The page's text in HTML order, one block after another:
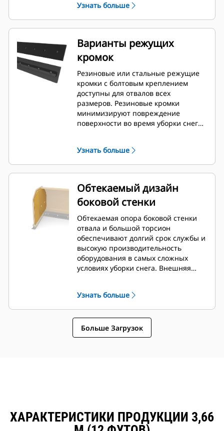
машины. Вариант с неподвижной
резиновой режущей кромкой
доступен в размерах 2,6 м (8 футов),
3,2 м (10 футов) и 3,8 м (12 футов),
которые подходят для всех устройств
смены навесного оборудования на
Узнать больше
Варианты режущих
кромок
Резиновые или стальные режущие
кромки с болтовым креплением
доступны для отвалов всех
размеров. Резиновые кромки
минимизируют повреждение
поверхности во время уборки снега,
слежавшийся снег.
Узнать больше
Обтекаемый дизайн
боковой стенки
Обтекаемая опора боковой стенки
отвала и большой торсион
обеспечивают долгий срок службы и
высокую производительность
оборудования в самых сложных
условиях уборки снега. Внешняя
снега на отвал и обеспечить
превосходную поддержку внешних
секций отвала.
Узнать больше
Больше Загрузок
ХАРАКТЕРИСТИКИ ПРОДУКЦИИ 3,66